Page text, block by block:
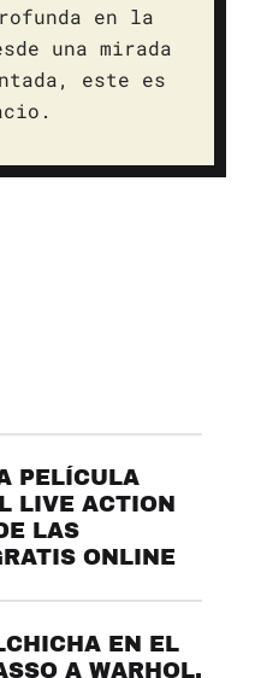
en la
una mirada
este es
PELÍCULA
LIVE ACTION
LAS
ONLINE
EN EL
A WARHOL,